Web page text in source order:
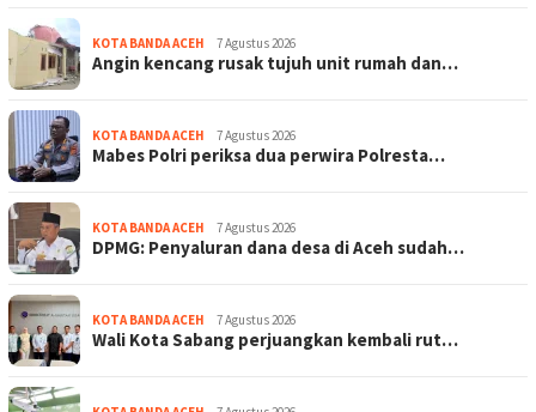
KOTA BANDA ACEH 7 Agustus 2026
Angin kencang rusak tujuh unit rumah dan…
KOTA BANDA ACEH 7 Agustus 2026
Mabes Polri periksa dua perwira Polresta…
KOTA BANDA ACEH 7 Agustus 2026
DPMG: Penyaluran dana desa di Aceh sudah…
KOTA BANDA ACEH 7 Agustus 2026
Wali Kota Sabang perjuangkan kembali rut…